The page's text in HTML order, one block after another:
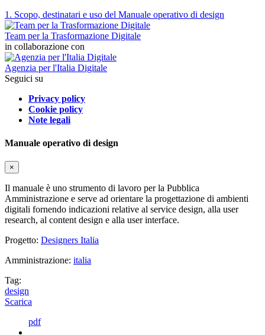
1. Scopo, destinatari e uso del Manuale operativo di design
Team per la Trasformazione Digitale
in collaborazione con
Agenzia per l'Italia Digitale
Seguici su
Privacy policy
Cookie policy
Note legali
Manuale operativo di design
×
Il manuale è uno strumento di lavoro per la Pubblica
Amministrazione e serve ad orientare la progettazione di ambienti
digitali fornendo indicazioni relative al service design, alla user
research, al content design e alla user interface.
Progetto: Designers Italia
Amministrazione: italia
Tag:
design
Scarica
pdf